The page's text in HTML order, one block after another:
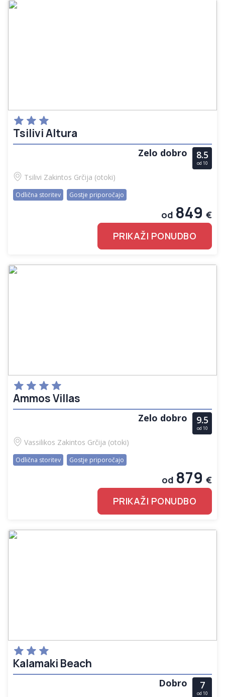
Tsilivi Altura
Zelo dobro 8.5
od 10
Tsilivi Zakintos Grčija (otoki)
Odlična storitev Gostje priporočajo
od 849 €
PRIKAŽI PONUDBO
Ammos Villas
Zelo dobro 9.5
od 10
Vassilikos Zakintos Grčija (otoki)
Odlična storitev Gostje priporočajo
od 879 €
PRIKAŽI PONUDBO
Kalamaki Beach
Dobro 7
od 10